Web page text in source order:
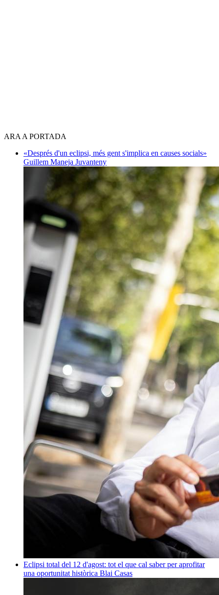
ARA A PORTADA
«Després d'un eclipsi, més gent s'implica en causes socials»
Guillem Maneja Juvanteny
Eclipsi total del 12 d'agost: tot el que cal saber per aprofitar
una oportunitat històrica Blai Casas